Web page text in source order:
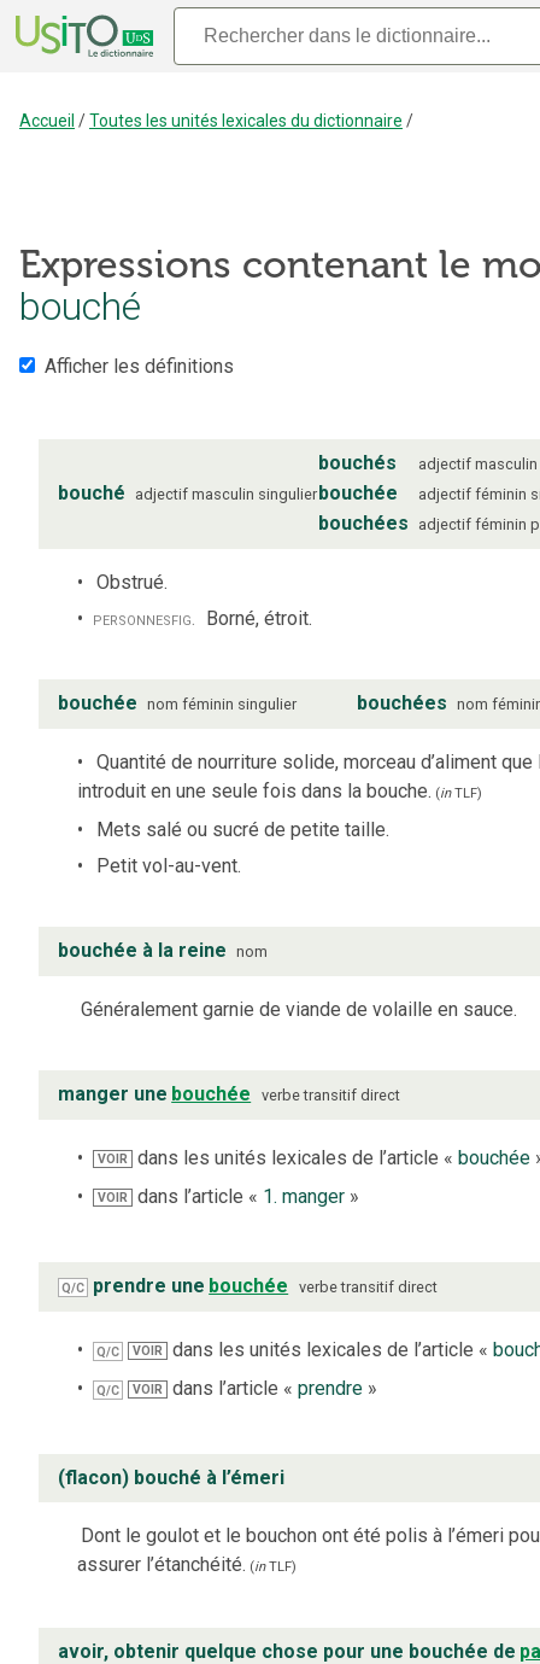
Accueil /Toutes les unités lexicales du dictionnaire /
Expressions contenant le
bouché
Afficher les définitions
bouché adjectif masculin singulier
bouchés adjectif masculin
bouchée adjectif féminin
bouchées adjectif féminin
Obstrué.
personnesfig. Borné, étroit.
bouchée nom féminin singulier bouchées nom
Quantité de nourriture solide, morceau d’aliment que
introduit en une seule fois dans la bouche. (inTLF)
Mets salé ou sucré de petite taille.
Petit vol-au-vent.
bouchée à la reine nom
Généralement garnie de viande de volaille en sauce.
manger une bouchée verbe transitif direct
VOIR dans les unités lexicales de l’article «bouchée
VOIR dans l’article « 1. manger »
Q/C prendre une bouchée verbe transitif direct
Q/C VOIR dans les unités lexicales de l’article «
Q/C VOIR dans l’article «prendre »
(flacon) bouché à l’émeri
Dont le goulot et le bouchon ont été polis à l’émeri
assurer l’étanchéité. (inTLF)
avoir, obtenir quelque chose pour une bouchée de